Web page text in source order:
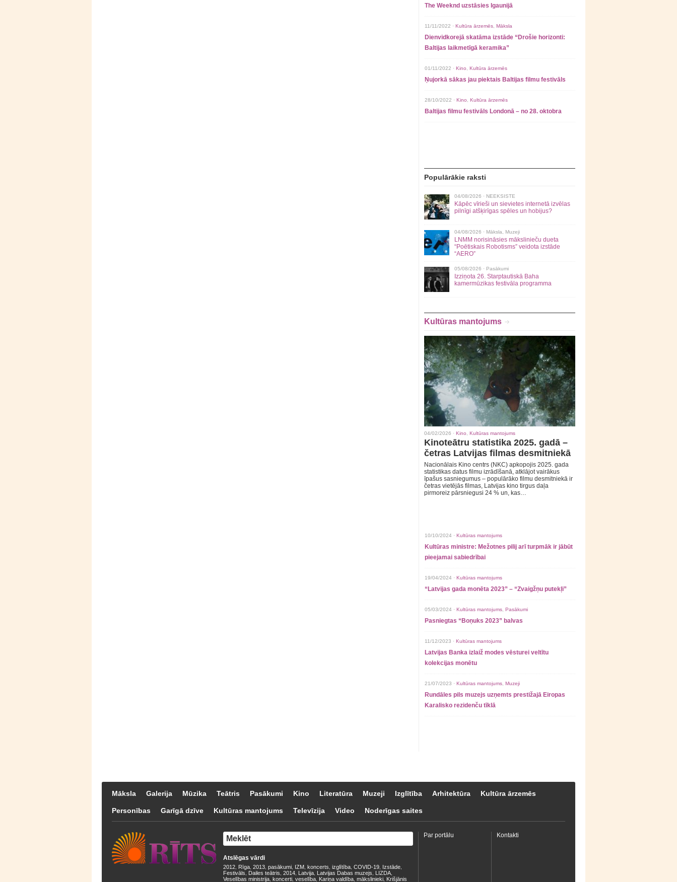
The Weeknd uzstāsies Igaunijā
11/11/2022 · Kultūra ārzemēs Māksla
Dienvidkorejā skatāma izstāde “Drošie horizonti:
Baltijas laikmetīgā keramika”
01/11/2022 · Kino Kultūra ārzemēs
Ņujorkā sākas jau piektais Baltijas filmu festivāls
28/10/2022 · Kino Kultūra ārzemēs
Baltijas filmu festivāls Londonā – no 28. oktobra
Populārākie raksti
04/08/2026 · NEEKSISTE
Kāpēc vīrieši un sievietes internetā izvēlas
pilnīgi atšķirīgas spēles un hobijus?
04/08/2026 · Māksla Muzeji
LNMM norisināsies mākslinieču dueta
“Poētiskais Robotisms” veidota izstāde
“AERO”
05/08/2026 · Pasākumi
Izziņota 26. Starptautiskā Baha
kamermūzikas festivāla programma
Kultūras mantojums
04/02/2026 · Kino Kultūras mantojums
Kinoteātru statistika 2025. gadā –
četras Latvijas filmas desmitniekā
Nacionālais Kino centrs (NKC) apkopojis 2025. gada
statistikas datus filmu izrādīšanā, atklājot vairākus
īpašus sasniegumus – populārāko filmu desmitniekā ir
četras vietējās filmas, Latvijas kino tirgus daļa
pirmoreiz pārsniegusi 24 % un, kas…
10/10/2024 · Kultūras mantojums
Kultūras ministre: Mežotnes pilij arī turpmāk ir jābūt
pieejamai sabiedrībai
19/04/2024 · Kultūras mantojums
“Latvijas gada monēta 2023” – “Zvaigžņu putekļi”
05/03/2024 · Kultūras mantojums Pasākumi
Pasniegtas “Boņuks 2023” balvas
11/12/2023 · Kultūras mantojums
Latvijas Banka izlaiž modes vēsturei veltītu
kolekcijas monētu
21/07/2023 · Kultūras mantojums Muzeji
Rundāles pils muzejs uzņemts prestižajā Eiropas
Karalisko rezidenču tīklā
Māksla Galerija Mūzika Teātris Pasākumi Kino Literatūra Muzeji Izglītība Arhitektūra Kultūra ārzemēs
Personības Garīgā dzīve Kultūras mantojums Televīzija Video Noderīgas saites
Atslēgas vārdi
2012 Rīga 2013 pasākumi IZM koncerts izglītība COVID-19 Izstāde
Festivāls Dailes teātris 2014 Latvija Latvijas Dabas muzejs LIZDA
Veselības ministrija koncerti veselība Kariņa valdība mākslinieki Krišjānis
Par portālu Kontakti